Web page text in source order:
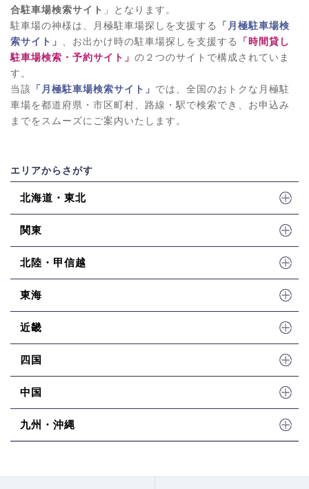
合駐車場検索サイト 」となります。
駐車場の神様は、月極駐車場探しを支援する
「月極駐車場検
索サイト」
、お出かけ時の駐車場探しを支援する
「時間貸し
駐車場検索・予約サイト」 の２つのサイトで構成されていま
す。
当該 「月極駐車場検索サイト」 では、全国のおトクな月極駐
車場を都道府県・市区町村、路線・駅で検索でき、お申込み
までをスムーズにご案内いたします。
エリアからさがす
北海道・東北
関東
北陸・甲信越
東海
近畿
四国
中国
九州・沖縄